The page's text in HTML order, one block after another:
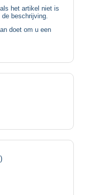
het artikel niet is
beschrijving.
doet om u een